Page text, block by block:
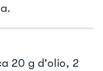
20 g d'olio, 2